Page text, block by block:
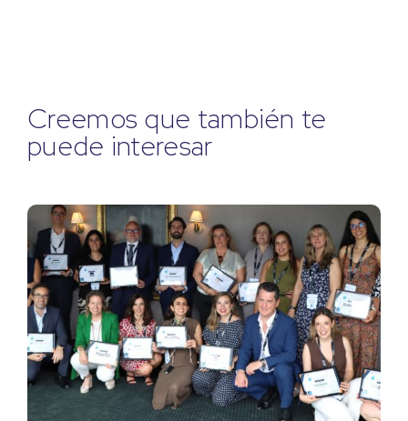
Creemos que también te
puede interesar